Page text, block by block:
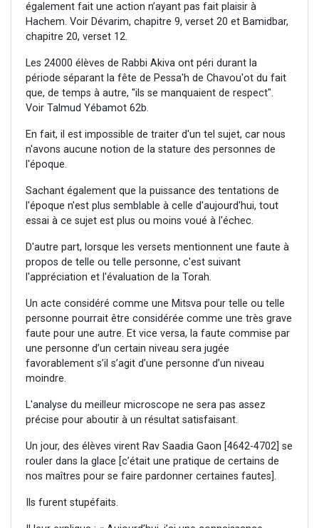
également fait une action n’ayant pas fait plaisir à
Hachem. Voir Dévarim, chapitre 9, verset 20 et Bamidbar,
chapitre 20, verset 12.
Les 24000 élèves de Rabbi Akiva ont péri durant la
période séparant la fête de Pessa'h de Chavou'ot du fait
que, de temps à autre, "ils se manquaient de respect".
Voir Talmud Yébamot 62b.
En fait, il est impossible de traiter d'un tel sujet, car nous
n'avons aucune notion de la stature des personnes de
l'époque.
Sachant également que la puissance des tentations de
l'époque n'est plus semblable à celle d'aujourd'hui, tout
essai à ce sujet est plus ou moins voué à l'échec.
D'autre part, lorsque les versets mentionnent une faute à
propos de telle ou telle personne, c'est suivant
l'appréciation et l'évaluation de la Torah.
Un acte considéré comme une Mitsva pour telle ou telle
personne pourrait être considérée comme une très grave
faute pour une autre. Et vice versa, la faute commise par
une personne d’un certain niveau sera jugée
favorablement s’il s’agit d’une personne d’un niveau
moindre.
L'analyse du meilleur microscope ne sera pas assez
précise pour aboutir à un résultat satisfaisant.
Un jour, des élèves virent Rav Saadia Gaon [4642-4702] se
rouler dans la glace [c’était une pratique de certains de
nos maîtres pour se faire pardonner certaines fautes].
Ils furent stupéfaits.